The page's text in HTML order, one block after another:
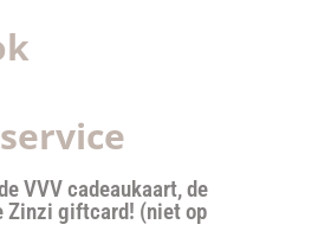
VVV cadeaukaart, de
Zinzi giftcard! (niet op